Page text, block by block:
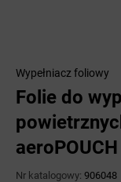
Wypełniacz foliowy
Folie do
Nr katalogowy: 906048